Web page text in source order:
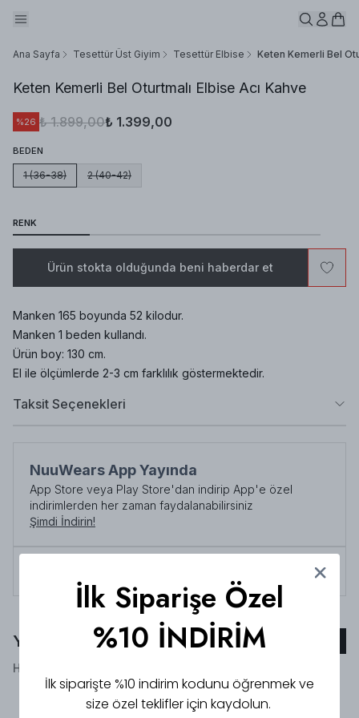
Ana Sayfa Tesettür Üst Giyim Tesettür Elbise Keten Kemerli Bel
Keten Kemerli Bel Oturtmalı Elbise Acı Kahve
%26 ₺ 1.899,00₺ 1.399,00
BEDEN
1 (36-38) 2 (40-42)
RENK
Ürün stokta olduğunda beni haberdar et
Manken 165 boyunda 52 kilodur.
Manken 1 beden kullandı.
Ürün boy: 130 cm.
El ile ölçümlerde 2-3 cm farklılık göstermektedir.
Taksit Seçenekleri
NuuWears App Yayında
App Store veya Play Store'dan indirip App'e özel
indirimlerden her zaman faydalanabilirsiniz
Şimdi İndirin!
Yorumlar
Henüz yorum bulunmamaktadır!
İlk Siparişe Özel
%10 İNDİRİM
İlk siparişte %10 indirim kodunu öğrenmek ve
size özel teklifler için kaydolun.